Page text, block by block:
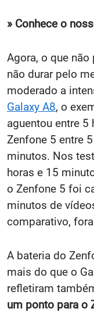
» Conhece o
Agora, o que
não durar pelo
moderado a
Galaxy A8, o
aguentou entre 5
Zenfone 5 entre
minutos. Nos
horas e 15
o Zenfone 5 foi
minutos de
comparativo,
A bateria do
mais do que o
refletiram
um ponto para o